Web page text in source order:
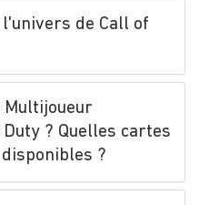
de Call of
Multijoueur
? Quelles cartes
?